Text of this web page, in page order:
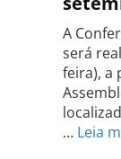
A
será
feira), a
… Leia